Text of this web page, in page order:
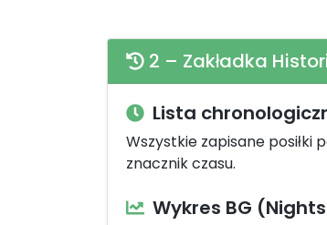
2 – Zakładka
Lista
Wszystkie zapisane posiłki
znacznik czasu.
Wykres BG